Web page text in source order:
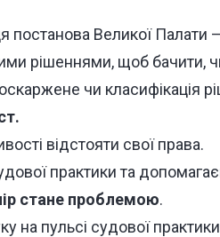
Великої Палати
рішеннями, щоб бачити,
чи класифікація
відстояти свої права.
практики та
стане проблемою.
пульсі судової практики